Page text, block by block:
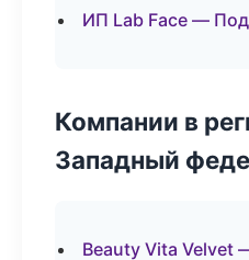
ИП Lab Face —
Компании в
Западный
Beauty Vita Velvet